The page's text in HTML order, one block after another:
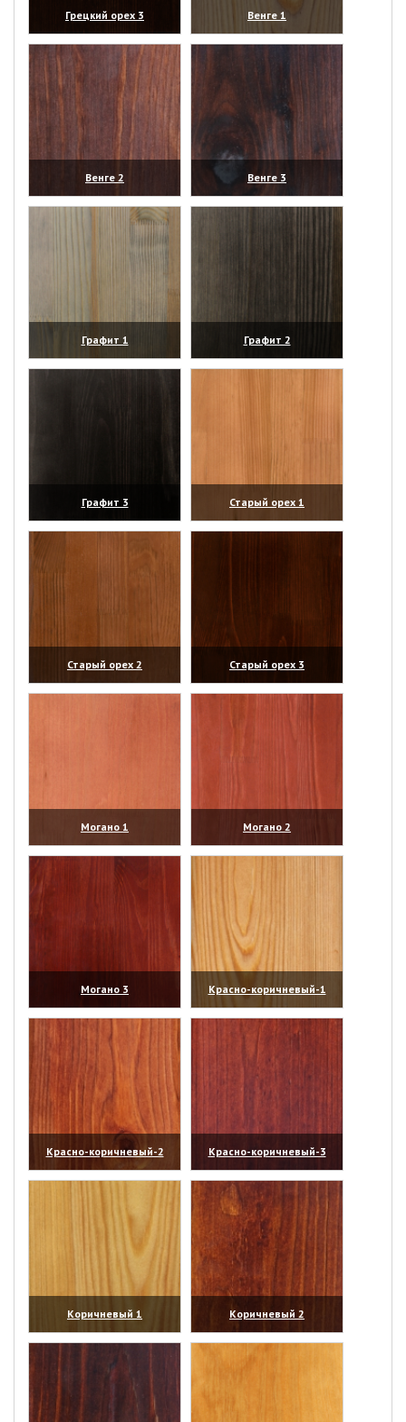
Грецкий орех 3
(увеличить)
Венге 1
(увеличить)
Венге 2
(увеличить)
Венге 3
(увеличить)
Графит 1
(увеличить)
Графит 2
(увеличить)
Графит 3
(увеличить)
Старый орех 1
(увеличить)
Старый орех 2
(увеличить)
Старый орех 3
(увеличить)
Могано 1
(увеличить)
Могано 2
(увеличить)
Могано 3
(увеличить)
Красно-коричневый-1
(увеличить)
Красно-коричневый-2
(увеличить)
Красно-коричневый-3
(увеличить)
Коричневый 1
(увеличить)
Коричневый 2
(увеличить)